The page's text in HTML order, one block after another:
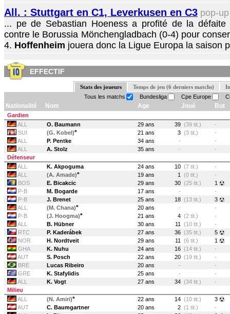
All. : Stuttgart en C1, Leverkusen en C3 pop-
... pe de Sebastian Hoeness a profité de la défaite
contre le Borussia Mönchengladbach (0-4) pour
4. Hoffenheim jouera donc la Ligue Europa la saison
EFFECTIF
Stats des joueurs Temps de jeu (6 derniers matchs)
Tous les matchs
Bundesliga Cpe Europe
Nationalité Nom Age Joué But
Gardien
ALL
O. Baumann 29 ans 39 (39 tit.)
-
SUI
(G. Kobel)* 21 ans 3 (3 tit.)
-
ALL
P. Pentke 34 ans -
-
ALL
A. Stolz 35 ans -
-
Défenseur
ALL
K. Akpoguma 24 ans 10 (7 tit.)
-
ALL
(A. Amade)* 19 ans 1 (0 tit.)
-
BOS
E. Bicakcic 29 ans 30 (25 tit.)
1
P-B
M. Bogarde 17 ans -
-
P-B
J. Brenet 25 ans 18 (13 tit.)
3
ALL
(M. Chana)* 20 ans -
-
P-B
(J. Hoogma)* 21 ans 4 (2 tit.)
-
ALL
B. Hübner 30 ans 11 (10 tit.)
-
RTC
P. Kaderábek 27 ans 36 (35 tit.)
5
NOR
H. Nordtveit 29 ans 11 (6 tit.)
1
GHA
K. Nuhu 24 ans 16 (14 tit.)
-
AUT
S. Posch 22 ans 20 (19 tit.)
-
BRE
Lucas Ribeiro 20 ans -
-
GRE
K. Stafylidis 25 ans -
-
ALL
K. Vogt 27 ans 34 (34 tit.)
-
Milieu
ALL
(N. Amiri)* 22 ans 14 (10 tit.)
3
AUT
C. Baumgartner 20 ans 2 (1 tit.)
-